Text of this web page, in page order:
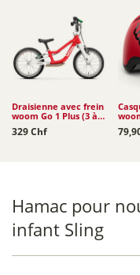
Draisienne avec frein
woom Go 1 Plus (3 à
4,5 ans)
329 Chf
Hamac pour
infant Sling